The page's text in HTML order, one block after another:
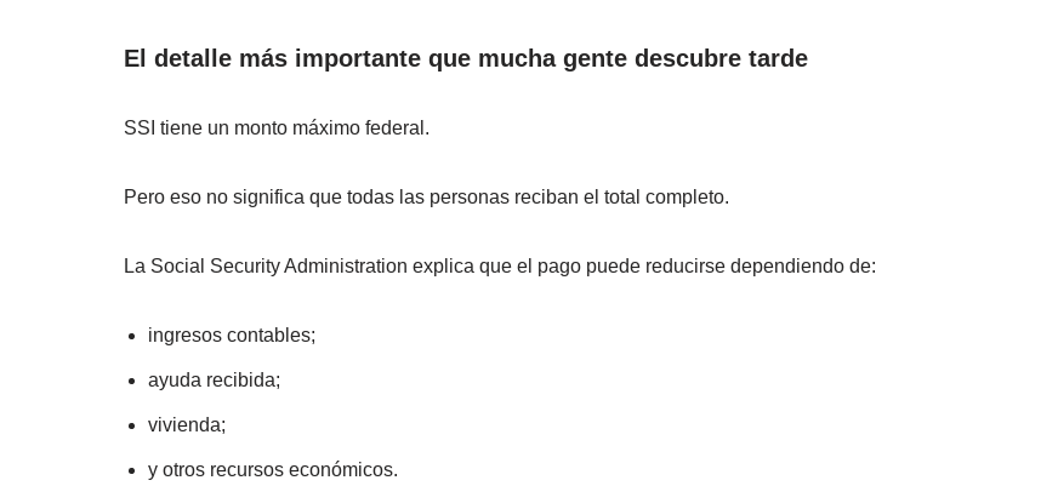
El detalle más importante que mucha gente descubre tarde
SSI tiene un monto máximo federal.
Pero eso no significa que todas las personas reciban el total completo.
La Social Security Administration explica que el pago puede reducirse dependiendo de:
ingresos contables;
ayuda recibida;
vivienda;
y otros recursos económicos.